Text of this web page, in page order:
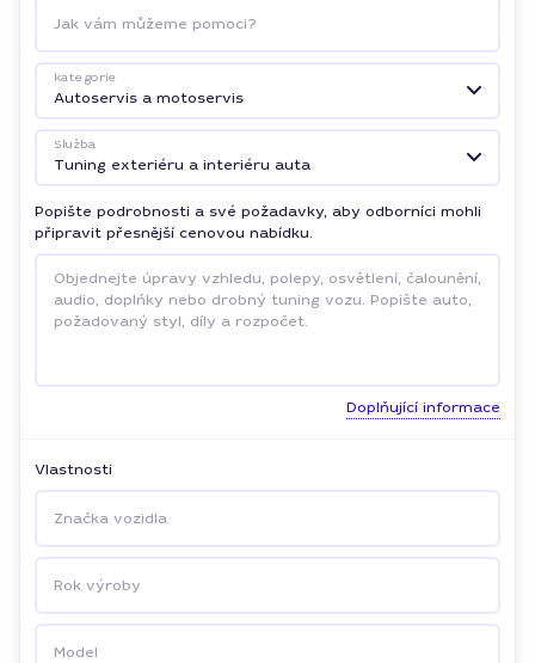
Jak vám můžeme pomoci?
kategorie
Autoservis a motoservis
Služba
Tuning exteriéru a interiéru auta
Popište podrobnosti a své požadavky, aby odborníci mohli
připravit přesnější cenovou nabídku.
Doplňující informace
Vlastnosti
Značka vozidla
Rok výroby
Model